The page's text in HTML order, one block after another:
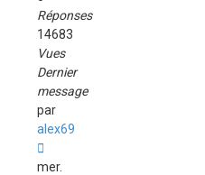
Réponses
14683
Vues
Dernier
message
par
alex69
mer.